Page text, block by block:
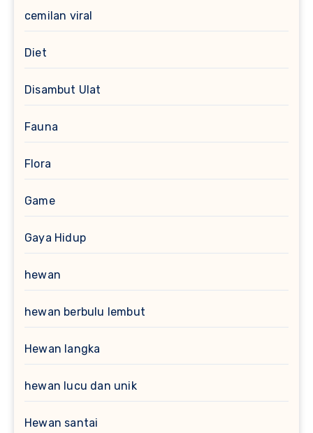
cemilan viral
Diet
Disambut Ulat
Fauna
Flora
Game
Gaya Hidup
hewan
hewan berbulu lembut
Hewan langka
hewan lucu dan unik
Hewan santai